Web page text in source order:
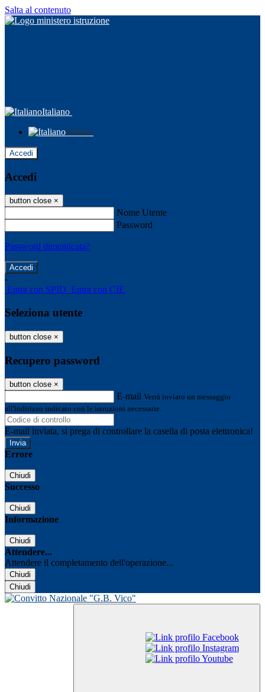
Salta al contenuto
Italiano
Italiano
Accedi
Accedi
button close ×
Nome Utente
Password
Password dimenticata?
-
Entra con SPID Entra con CIE
Seleziona utente
button close ×
Recupero password
button close ×
E-mail Verrà inviato un messaggio
all'indirizzo indicato con le istruzioni necessarie.
E-mail inviata, si prega di controllare la casella di posta elettronica!
Errore
Chiudi
Successo
Chiudi
Informazione
Chiudi
Attendere...
Attendere il completamento dell'operazione...
Chiudi
Chiudi